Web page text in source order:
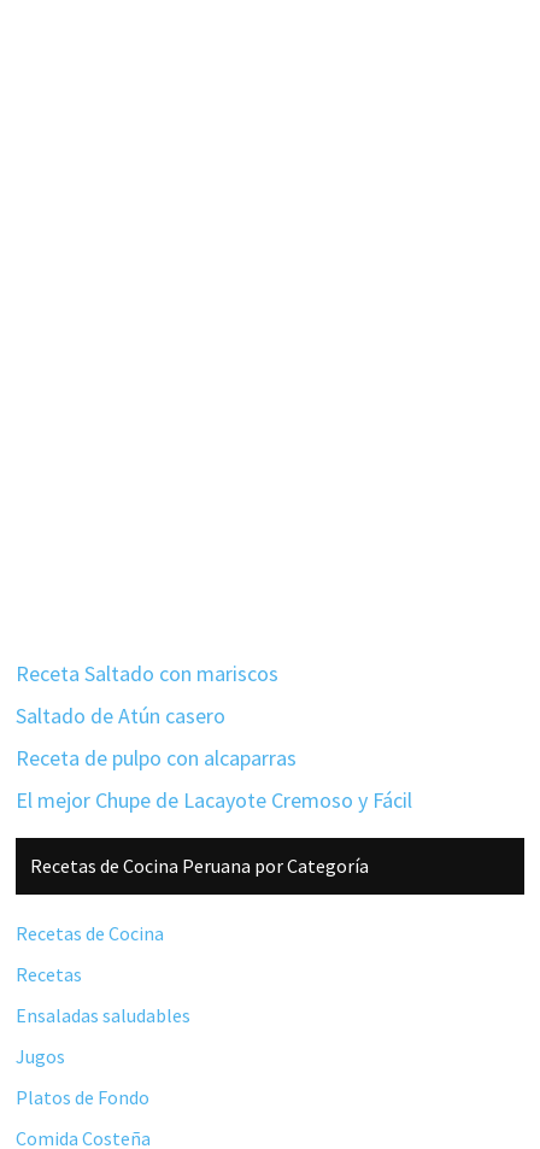
Receta Saltado con mariscos
Saltado de Atún casero
Receta de pulpo con alcaparras
El mejor Chupe de Lacayote Cremoso y Fácil
Barra
lateral
principal
Recetas de Cocina Peruana por Categoría
Recetas de Cocina
Recetas
Ensaladas saludables
Jugos
Platos de Fondo
Comida Costeña